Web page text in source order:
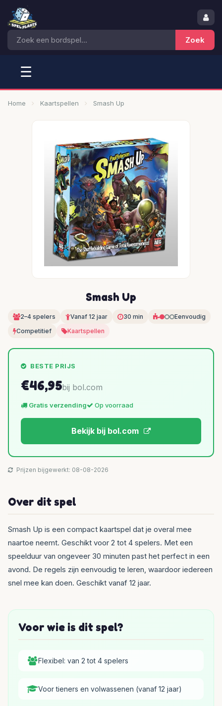
☰
Home Kaartspellen Smash Up
Smash Up
2–4 spelers Vanaf 12 jaar 30 min
Eenvoudig
Competitief
Kaartspellen
BESTE PRIJS
€46,95bij bol.com
Gratis verzending Op voorraad
Bekijk bij bol.com
Prijzen bijgewerkt: 08-08-2026
Over dit spel
Smash Up is een compact kaartspel dat je overal mee
naartoe neemt. Geschikt voor 2 tot 4 spelers. Met een
speelduur van ongeveer 30 minuten past het perfect in een
avond. De regels zijn eenvoudig te leren, waardoor iedereen
snel mee kan doen. Geschikt vanaf 12 jaar.
Voor wie is dit spel?
Flexibel: van 2 tot 4 spelers
Voor tieners en volwassenen (vanaf 12 jaar)